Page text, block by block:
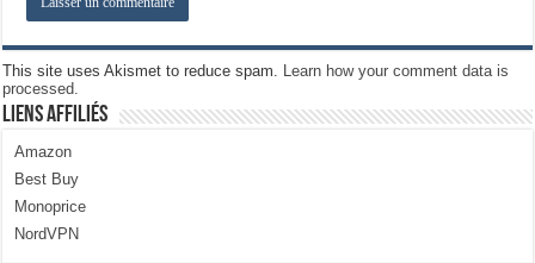
This site uses Akismet to reduce spam.
Learn how your comment data is
processed.
Liens Affiliés
Amazon
Best Buy
Monoprice
NordVPN